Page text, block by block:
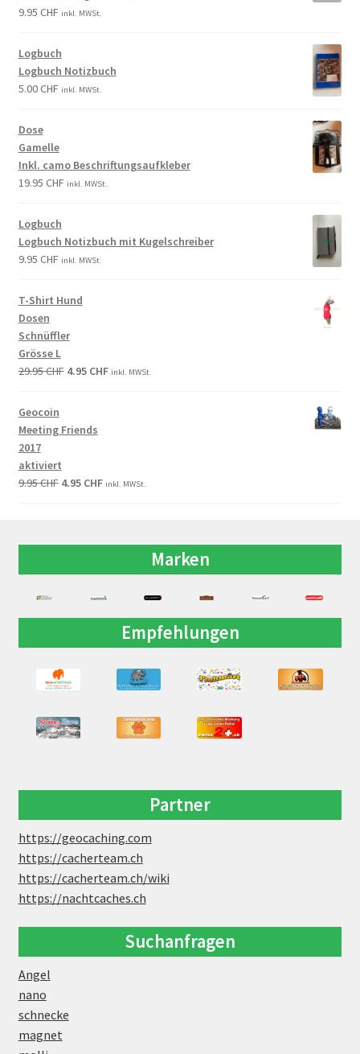
9.95 CHF inkl. MWSt.
Logbuch
Logbuch Notizbuch
5.00CHF inkl. MWSt.
Dose
Gamelle
Inkl. camo Beschriftungsaufkleber
19.95 CHF inkl. MWSt.
Logbuch
Logbuch Notizbuch mit Kugelschreiber
9.95 CHF inkl. MWSt.
T-Shirt Hund
Dosen
Schnüffler
Grösse L
29.95CHF 4.95 CHF inkl. MWSt.
Geocoin
Meeting Friends
2017
aktiviert
9.95CHF 4.95 CHF inkl. MWSt.
Marken
Empfehlungen
Partner
https://geocaching.com
https://cacherteam.ch
https://cacherteam.ch/wiki
https://nachtcaches.ch
Suchanfragen
Angel
nano
schnecke
magnet